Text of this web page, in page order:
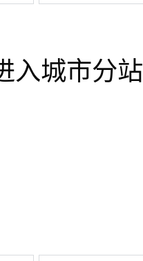
入城市分